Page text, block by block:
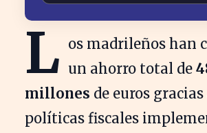
L os madrileños han
un ahorro total de
millones de euros gracias
políticas fiscales